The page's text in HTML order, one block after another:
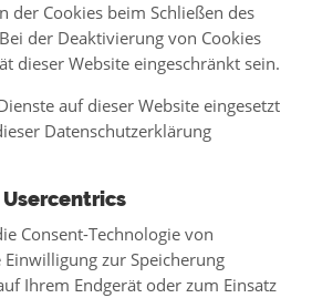
der Cookies beim Schließen des
der Deaktivierung von Cookies
dieser Website eingeschränkt sein.
auf dieser Website eingesetzt
Datenschutzerklärung
Consent-Technologie von
zur Speicherung
Ihrem Endgerät oder zum Einsatz